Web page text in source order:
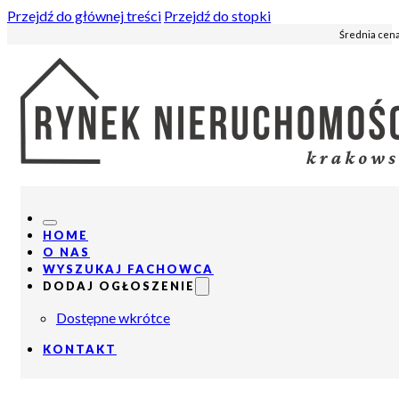
Przejdź do głównej treści Przejdź do stopki
Średnia
HOME
O NAS
WYSZUKAJ FACHOWCA
DODAJ OGŁOSZENIE
Dostępne wkrótce
KONTAKT